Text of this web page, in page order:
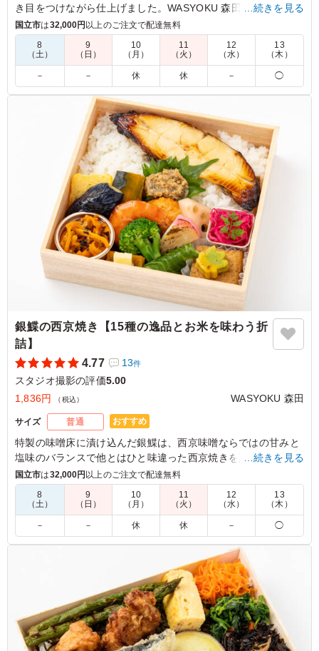
き目をつけながら仕上げました。WASYOKU 森田こだわりのお
米は新潟県糸魚川産のコシヒカリ。召し上がっていただくと、
みずみずしさとお米の甘さに驚いていただけると思います。15
種の繊細で華やかな副菜と共にお楽しみください。会議などに
最適です。
鶏肉は塩麹漬けで優しい味付けです。副菜もたくさん入っ
ていて、それぞれおいしくて喜ばれでいました。ごはんも
美味しいです。 バランスよいお弁当でどなたにも喜ばれ
ていました。
ご利用シーン：ロケ・撮影›スタジオ撮影
東京都渋谷区神山町2026/07/09
…続きを見る
国立市は32,000円 以上のご注文で配達無料
8
（土）
9
（日）
10
（月）
11
（火）
12
（水）
13
（木）
－ － 休 休 － ◯
銀鰈の西京焼き【15種の逸品とお米を味わう折
詰】
4.77
13件
スタジオ撮影の評価5.00
1,836円
（税込） WASYOKU 森田
サイズ 普通 おすすめ
特製の味噌床に漬け込んだ銀鰈は、⻄京味噌ならではの⽢みと
塩味のバランスで他とはひと味違った⻄京焼きを楽しんでいた
だけます。WASYOKU 森田でも一番人気のメインです。お米は
新潟県糸魚川産のコシヒカリ。口の中に入れるとジューシーさ
とお米の甘みが広がります。お米の美味しさを味わっていただ
けるお米です。15種の店主の腕が光る繊細で豊かな味わいの副
菜と共にお召し上がりください。会議やおもてなしにおすすめ
です。
魚のお弁当が銀鰈の西京焼きで、魚好きには嬉しい優しい
ですし、味付けも深みがあり、副菜もバランスよく入って
いて、ごはんも美味しいです。 他の種類もまた食べ比べ
てみたいです
…続きを見る
国立市は32,000円以上のご注文で配達無料
8
（土）
9
（日）
10
（月）
11
（火）
12
（水）
13
（木）
－ － 休 休 － ◯